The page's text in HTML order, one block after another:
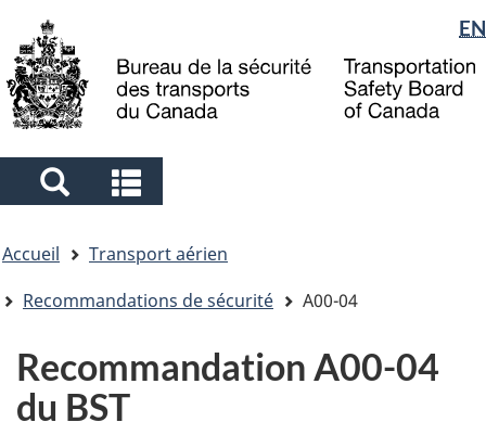
to
main
to
"About
government"
à
la
Sélection
de
la
langue
EN
Search
and
menus
and
menus
êtes
ici
Accueil
Transport aérien
Recommandations de sécurité
A00-04
Recommandation A00-04
du BST